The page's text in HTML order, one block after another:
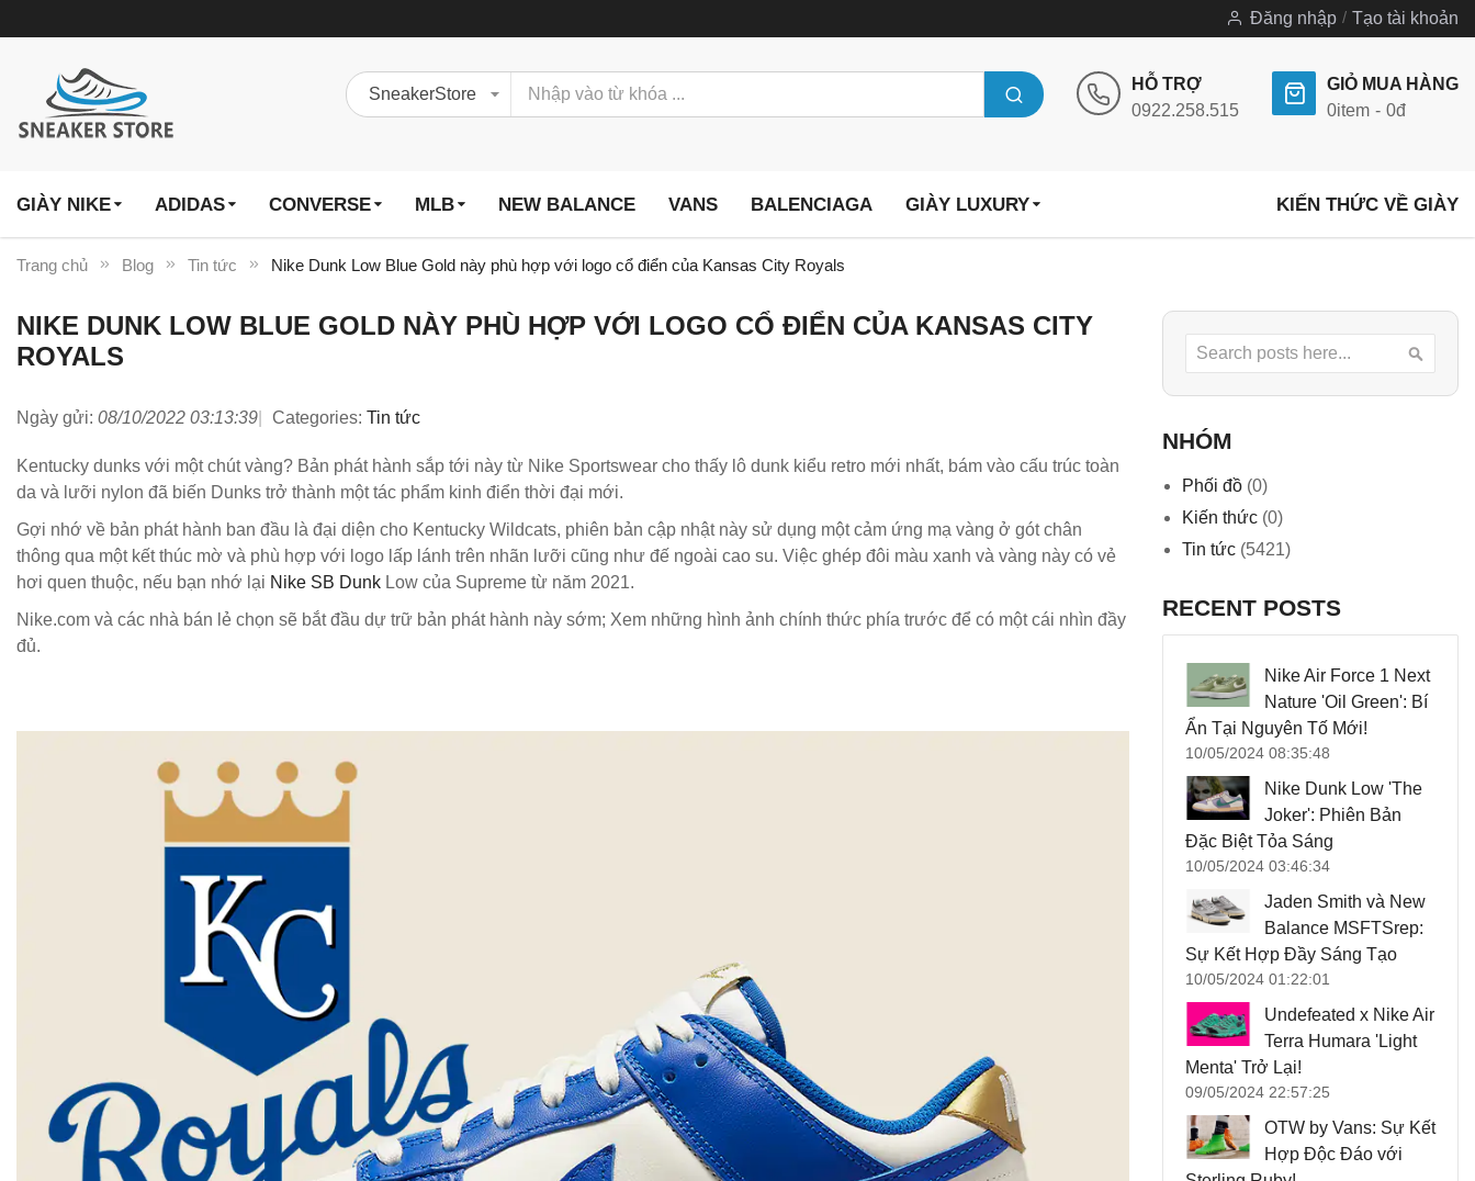
Đăng nhập Tạo tài khoản
HỖ TRỢ
0922.258.515
GIỎ MUA HÀNG
0item 0đ
GIÀY NIKE ADIDAS CONVERSE MLB NEW BALANCE VANS BALENCIAGA GIÀY LUXURY KIẾN THỨC VỀ GIÀY
Trang chủ Blog Tin tức Nike Dunk Low Blue Gold này phù hợp với logo cổ điển của Kansas City Royals
NIKE DUNK LOW BLUE GOLD NÀY PHÙ HỢP VỚI LOGO CỔ ĐIỂN CỦA KANSAS CITY
ROYALS
Ngày gửi: 08/10/2022 03:13:39 Categories: Tin tức
Kentucky dunks với một chút vàng? Bản phát hành sắp tới này từ Nike Sportswear cho thấy lô dunk kiểu retro mới nhất, bám vào cấu trúc toàn
da và lưỡi nylon đã biến Dunks trở thành một tác phẩm kinh điển thời đại mới.
Gợi nhớ về bản phát hành ban đầu là đại diện cho Kentucky Wildcats, phiên bản cập nhật này sử dụng một cảm ứng mạ vàng ở gót chân
thông qua một kết thúc mờ và phù hợp với logo lấp lánh trên nhãn lưỡi cũng như đế ngoài cao su. Việc ghép đôi màu xanh và vàng này có vẻ
hơi quen thuộc, nếu bạn nhớ lại Nike SB Dunk Low của Supreme từ năm 2021.
Nike.com và các nhà bán lẻ chọn sẽ bắt đầu dự trữ bản phát hành này sớm; Xem những hình ảnh chính thức phía trước để có một cái nhìn đầy
đủ.
Search
NHÓM
Phối đồ (0)
Kiến thức (0)
Tin tức (5421)
RECENT POSTS
Nike Air Force 1 Next
Nature 'Oil Green': Bí
Ẩn Tại Nguyên Tố Mới!
10/05/2024 08:35:48
Nike Dunk Low 'The
Joker': Phiên Bản
Đặc Biệt Tỏa Sáng
10/05/2024 03:46:34
Jaden Smith và New
Balance MSFTSrep:
Sự Kết Hợp Đầy Sáng Tạo
10/05/2024 01:22:01
Undefeated x Nike Air
Terra Humara 'Light
Menta' Trở Lại!
09/05/2024 22:57:25
OTW by Vans: Sự Kết
Hợp Độc Đáo với